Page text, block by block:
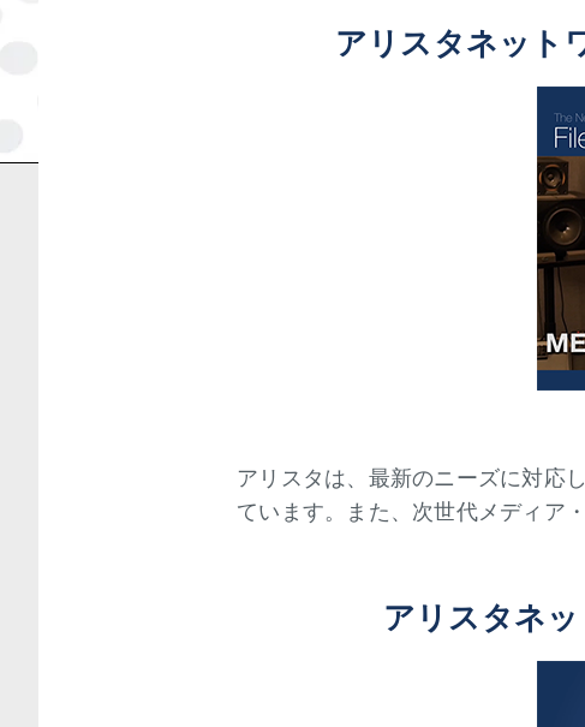
アリスタネット
アリスタは、最新のニーズに対応
ています。また、次世代メディア
アリスタネ